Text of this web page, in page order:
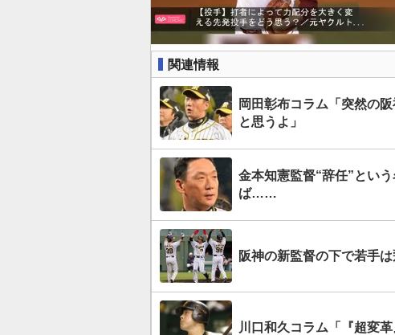
関連情報
岡田彰布コラム「突然の
と思うよ」
金本知憲監督“辞任”とい
ば……
阪神の新監督の下で若手
川口和久コラム「『超変